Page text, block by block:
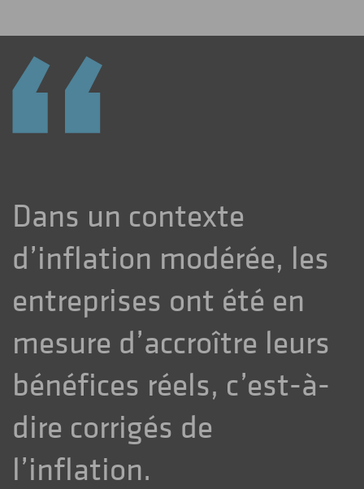
Dans un contexte
d’inflation modérée, les
entreprises ont été en
mesure d’accroître leurs
bénéfices réels, c’est-à-
dire corrigés de
l’inflation.